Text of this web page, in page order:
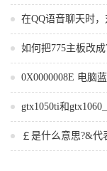
在QQ语音聊天时
如何把775主板改
0X0000008E 电脑蓝
gtx1050ti和
￡是什么意思?&代